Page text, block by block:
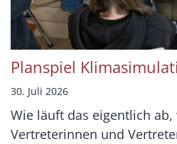
Planspiel
30. Juli 2026
Wie läuft das eigentlich ab,
Vertreterinnen und